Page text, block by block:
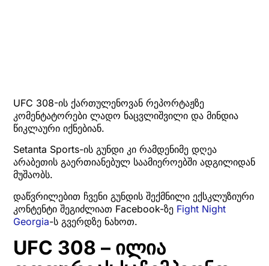
UFC 308-ის ქართულენოვან რეპორტაჟზე
კომენტატორები ლადო ნაცვლიშვილი და მინდია
წიკლაური იქნებიან.
Setanta Sports-ის გუნდი კი რამდენიმე დღეა
არაბეთის გაერთიანებულ საამიეროებში ადგილიდან
მუშაობს.
დაწვრილებით ჩვენი გუნდის შექმნილი ექსკლუზიური
კონტენტი შეგიძლიათ Facebook-ზე Fight Night
Georgia-ს გვერდზე ნახოთ.
UFC 308 – ილია